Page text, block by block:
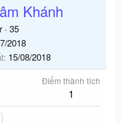
Khánh
· 35
2018
15/08/2018
Điểm thành tích
1